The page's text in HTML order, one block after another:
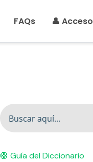
FAQs 👤 Acceso
🛟 Guía del Diccionario